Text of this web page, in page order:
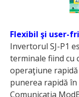
Flexibil şi user-
Invertorul SJ-P1
terminale fiind cu
operaţiune
punerea rapidă
Comunicaţia